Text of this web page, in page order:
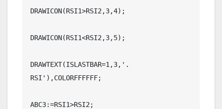
DRAWICON(RSI1>RSI2,3,4);
DRAWICON(RSI1<RSI2,3,5);
DRAWTEXT(ISLASTBAR=1,3,'.
RSI'),COLORFFFFFF;
ABC3:=RSI1>RSI2;